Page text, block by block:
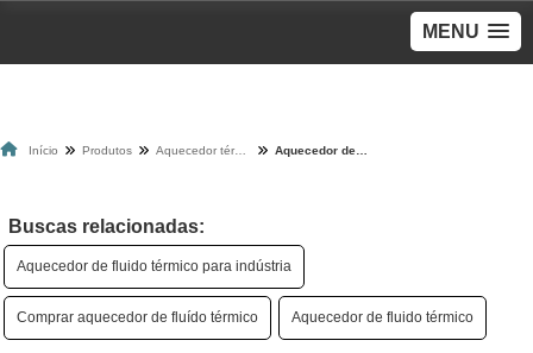
MENU
Início Produtos
Buscas relacionadas:
Aquecedor de fluido térmico para indústria
Comprar aquecedor de fluído térmico Aquecedor de fluido térmico